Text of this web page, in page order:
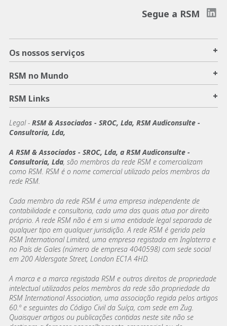
Segue a RSM
Os nossos serviços +
RSM no Mundo +
RSM Links +
Legal - RSM & Associados - SROC, Lda, RSM Audiconsulte -
Consultoria, Lda,
A RSM & Associados - SROC, Lda, a RSM Audiconsulte -
Consultoria, Lda, são membros da rede RSM e comercializam
como RSM. RSM é o nome comercial utilizado pelos membros da
rede RSM.
Cada membro da rede RSM é uma empresa independente de
contabilidade e consultoria, cada uma das quais atua por direito
próprio. A rede RSM não é em si uma entidade legal separada de
qualquer tipo em qualquer jurisdição. A rede RSM é gerida pela
RSM International Limited, uma empresa registada em Inglaterra e
no País de Gales (número de empresa 4040598) com sede social
em 200 Aldersgate Street, London EC1A 4HD.
A marca e a marca registada RSM e outros direitos de propriedade
intelectual utilizados pelos membros da rede são propriedade da
RSM International Association, uma associação regida pelos artigos
60.º e seguintes do Código Civil da Suíça, com sede em Zug.
Quaisquer artigos ou publicações contidas neste site não se